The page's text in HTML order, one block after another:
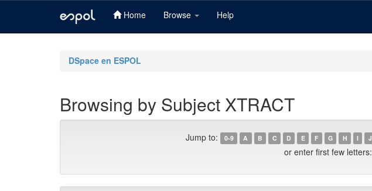
Home Browse Help
DSpace en ESPOL
Browsing by Subject XTRACT
Jump to: 0-9 A B C D E F G H I J
or enter first few letters: